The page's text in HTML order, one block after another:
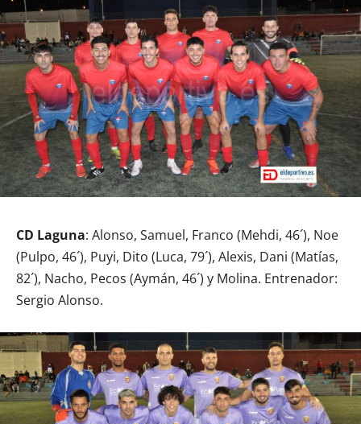
CD Laguna: Alonso, Samuel, Franco (Mehdi, 46´), Noe
(Pulpo, 46´), Puyi, Dito (Luca, 79´), Alexis, Dani (Matías,
82´), Nacho, Pecos (Aymán, 46´) y Molina. Entrenador:
Sergio Alonso.